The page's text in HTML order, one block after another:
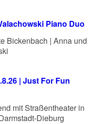
Piano Duo
Bickenbach | Anna und
| Just For Fun
mit Straßentheater in
Dieburg